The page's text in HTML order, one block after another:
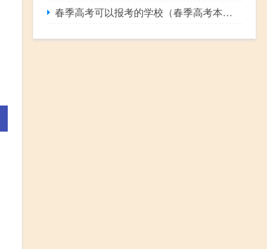
春季高考可以报考的学校（春季高考本科分数线）